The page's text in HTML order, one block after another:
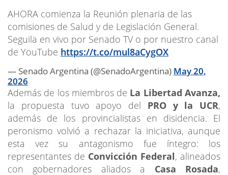
AHORA comienza la Reunión plenaria de las
comisiones de Salud y de Legislación General.
Seguila en vivo por Senado TV o por nuestro canal
de YouTube https://t.co/mul8aCygOX
— Senado Argentina (@SenadoArgentina) May 20,
2026
Además de los miembros de La Libertad Avanza,
la propuesta tuvo apoyo del PRO y la UCR,
además de los provincialistas en disidencia. El
peronismo volvió a rechazar la iniciativa, aunque
esta vez su antagonismo fue íntegro: los
representantes de Convicción Federal, alineados
con gobernadores aliados a Casa Rosada,